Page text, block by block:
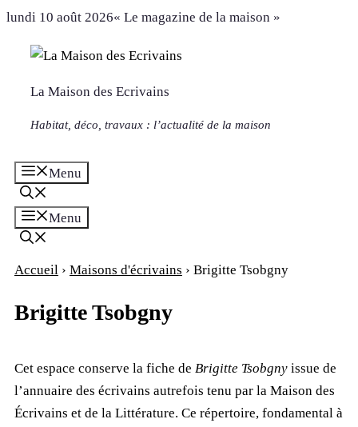
Aller
contenu
lundi 10 août 2026« Le magazine de la maison »
La Maison des Ecrivains
Habitat, déco, travaux : l’actualité de la maison
Menu
Menu
Accueil › Maisons d'écrivains › Brigitte Tsobgny
Brigitte Tsobgny
Cet espace conserve la fiche de Brigitte Tsobgny issue de
l’annuaire des écrivains autrefois tenu par la Maison des
Écrivains et de la Littérature. Ce répertoire, fondamental à